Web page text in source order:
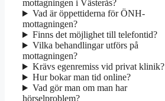
mottagningen i Västerås?
Vad är öppettiderna för ÖNH-
mottagningen?
Finns det möjlighet till telefontid?
Vilka behandlingar utförs på
mottagningen?
Krävs egenremiss vid privat klinik?
Hur bokar man tid online?
Vad gör man om man har
hörselproblem?